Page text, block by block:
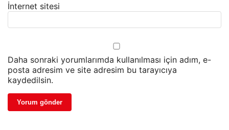
İnternet sitesi
Daha sonraki yorumlarımda kullanılması için adım, e-
posta adresim ve site adresim bu tarayıcıya
kaydedilsin.